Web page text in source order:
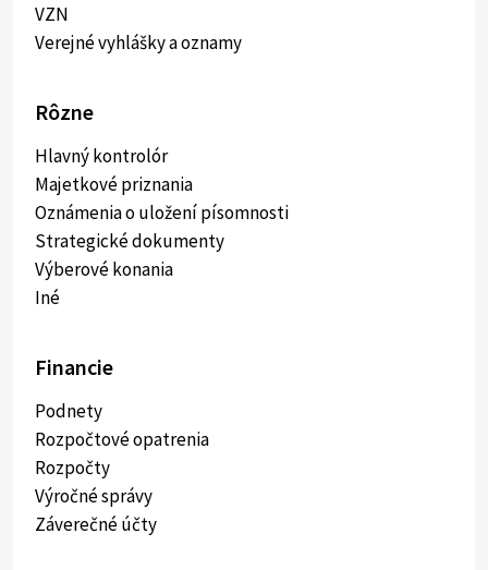
VZN
Verejné vyhlášky a oznamy
Rôzne
Hlavný kontrolór
Majetkové priznania
Oznámenia o uložení písomnosti
Strategické dokumenty
Výberové konania
Iné
Financie
Podnety
Rozpočtové opatrenia
Rozpočty
Výročné správy
Záverečné účty